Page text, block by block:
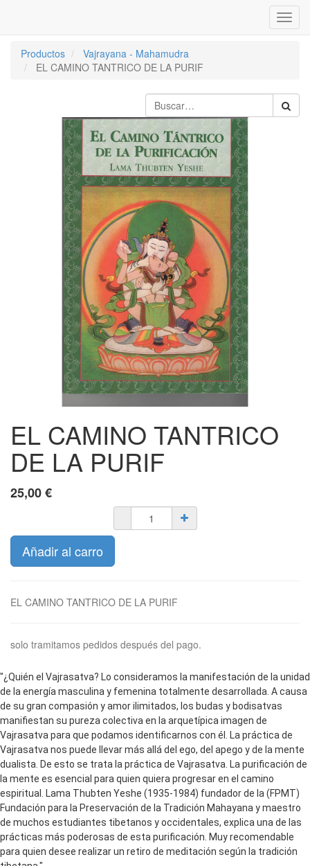
Productos
Vajrayana - Mahamudra
EL CAMINO TANTRICO DE LA PURIF
EL CAMINO TANTRICO
DE LA PURIF
25,00€
Añadir al carro
EL CAMINO TANTRICO DE LA PURIF
solo tramitamos pedidos después del pago.
"¿Quién el Vajrasatva? Lo consideramos la manifestación de la unidad
de la energía masculina y femenina totalmente desarrollada. A causa
de su gran compasión y amor ilimitados, los budas y bodisatvas
manifiestan su pureza colectiva en la arquetípica imagen de
Vajrasatva para que podamos identificarnos con él. La práctica de
Vajrasatva nos puede llevar más allá del ego, del apego y de la mente
dualista. De esto se trata la práctica de Vajrasatva. La purificación de
la mente es esencial para quien quiera progresar en el camino
espiritual. Lama Thubten Yeshe (1935-1984) fundador de la (FPMT)
Fundación para la Preservación de la Tradición Mahayana y maestro
de muchos estudiantes tibetanos y occidentales, explica una de las
prácticas más poderosas de esta purificación. Muy recomendable
para quien desee realizar un retiro de meditación según la tradición